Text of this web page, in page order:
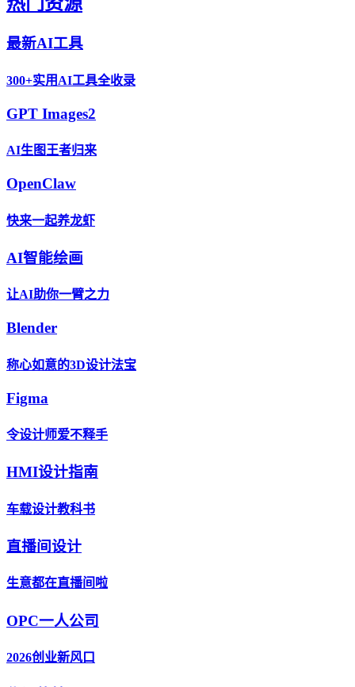
最新AI工具
300+实用AI工具全收录
GPT Images2
AI生图王者归来
OpenClaw
快来一起养龙虾
AI智能绘画
让AI助你一臂之力
Blender
称心如意的3D设计法宝
Figma
令设计师爱不释手
HMI设计指南
车载设计教科书
直播间设计
生意都在直播间啦
OPC一人公司
2026创业新风口